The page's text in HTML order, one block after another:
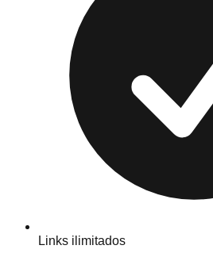
Links ilimitados